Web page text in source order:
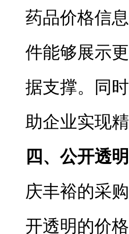
药品价格信
件能够展示
据支撑。同
助企业实现
四、公开透
庆丰裕的采
开透明的价